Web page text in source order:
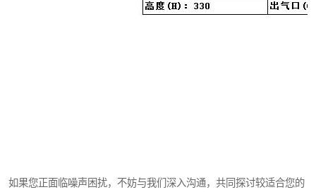
如果您正面临噪声困扰，不妨与我们深入沟通，共同探讨较适合您的